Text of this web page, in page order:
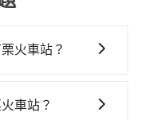
火車站？
最多時有30班車
車站？